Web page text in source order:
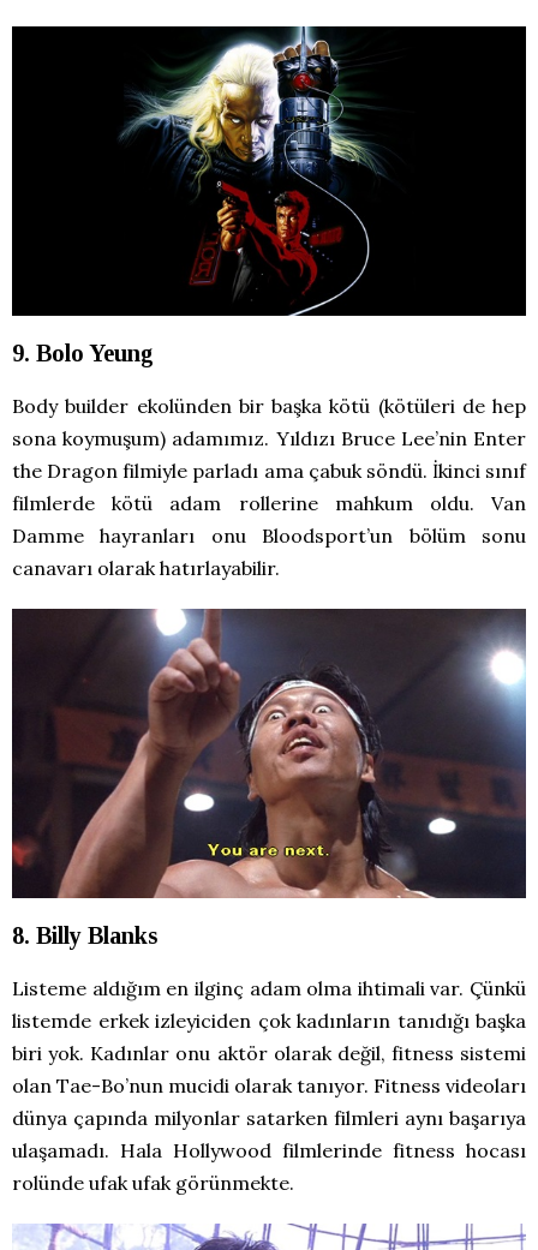
9. Bolo Yeung
Body builder ekolünden bir başka kötü (kötüleri de hep
sona koymuşum) adamımız. Yıldızı Bruce Lee’nin Enter
the Dragon filmiyle parladı ama çabuk söndü. İkinci sınıf
filmlerde kötü adam rollerine mahkum oldu. Van
Damme hayranları onu Bloodsport’un bölüm sonu
canavarı olarak hatırlayabilir.
8. Billy Blanks
Listeme aldığım en ilginç adam olma ihtimali var. Çünkü
listemde erkek izleyiciden çok kadınların tanıdığı başka
biri yok. Kadınlar onu aktör olarak değil, fitness sistemi
olan Tae-Bo’nun mucidi olarak tanıyor. Fitness videoları
dünya çapında milyonlar satarken filmleri aynı başarıya
ulaşamadı. Hala Hollywood filmlerinde fitness hocası
rolünde ufak ufak görünmekte.